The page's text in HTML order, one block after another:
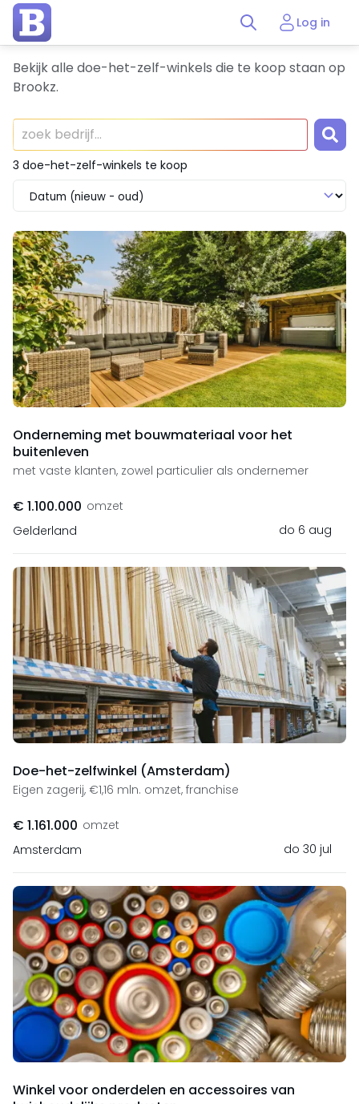
Log in
Bekijk alle doe-het-zelf-winkels die te koop staan op
Brookz.
3 doe-het-zelf-winkels te koop
Onderneming met bouwmateriaal voor het
buitenleven
met vaste klanten, zowel particulier als ondernemer
€ 1.100.000 omzet
Gelderland
do 6 aug
Doe-het-zelfwinkel (Amsterdam)
Eigen zagerij, €1,16 mln. omzet, franchise
€ 1.161.000 omzet
Amsterdam
do 30 jul
Winkel voor onderdelen en accessoires van